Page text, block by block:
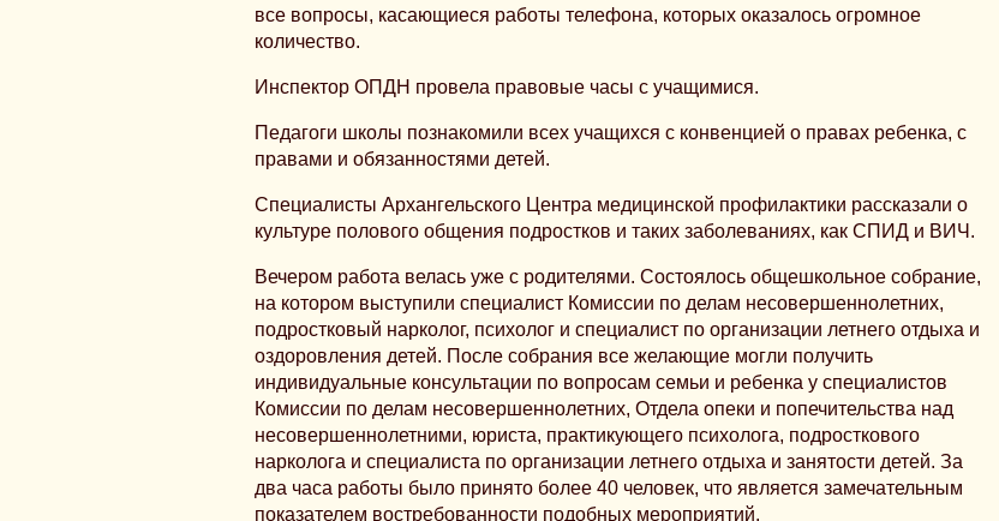
все вопросы, касающиеся работы телефона, которых оказалось огромное
количество.
Инспектор ОПДН провела правовые часы с учащимися.
Педагоги школы познакомили всех учащихся с конвенцией о правах ребенка, с
правами и обязанностями детей.
Специалисты Архангельского Центра медицинской профилактики рассказали о
культуре полового общения подростков и таких заболеваниях, как СПИД и ВИЧ.
Вечером работа велась уже с родителями. Состоялось общешкольное собрание,
на котором выступили специалист Комиссии по делам несовершеннолетних,
подростковый нарколог, психолог и специалист по организации летнего отдыха и
оздоровления детей. После собрания все желающие могли получить
индивидуальные консультации по вопросам семьи и ребенка у специалистов
Комиссии по делам несовершеннолетних, Отдела опеки и попечительства над
несовершеннолетними, юриста, практикующего психолога, подросткового
нарколога и специалиста по организации летнего отдыха и занятости детей. За
два часа работы было принято более 40 человек, что является замечательным
показателем востребованности подобных мероприятий.